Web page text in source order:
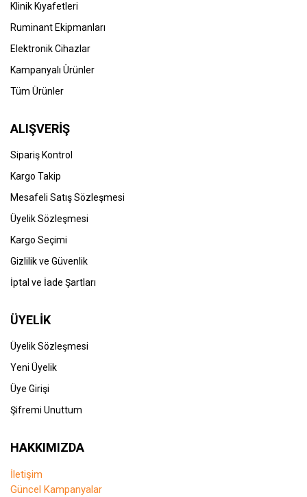
Klinik Kıyafetleri
Ruminant Ekipmanları
Elektronik Cihazlar
Kampanyalı Ürünler
Tüm Ürünler
ALIŞVERİŞ
Sipariş Kontrol
Kargo Takip
Mesafeli Satış Sözleşmesi
Üyelik Sözleşmesi
Kargo Seçimi
Gizlilik ve Güvenlik
İptal ve İade Şartları
ÜYELİK
Üyelik Sözleşmesi
Yeni Üyelik
Üye Girişi
Şifremi Unuttum
HAKKIMIZDA
İletişim
Güncel Kampanyalar